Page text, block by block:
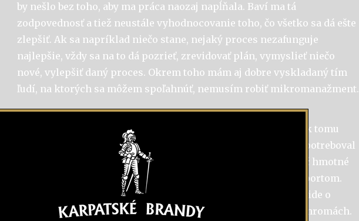
by nešlo bez toho, aby ma práca naozaj napĺňala. Baví ma tá
zodpovednosť a tiež neustále vyhodnocovanie toho, čo všetko sa dá ešte
zlepšiť. Ak sa napríklad niečo stane, nejaký proces nezafunguje
najlepšie, vždy sa na to dá pozrieť, zrevidovať plán, vymyslieť niečo
nové, vylepšiť daný proces. Okrem toho mám aj dobre vyskladaný tím
ľudí, na ktorých sa môžem spoľahnúť, nemusím robiť mikromanažment.
Už asi 6 rokov pôsobím ako dobrovoľný hasič. Dostal som sa k tomu
náhodne, možno to bol nesplnený sen z detstva, možno som potreboval
nejaký protipól k tomu virtuálnemu svetu IT, kde po práci nič hmotné
neostáva. Zároveň som vždy inklinoval k adrenalínovejším športom.
Som rád, že mi táto činnosť umožňuje byť nápomocným, či už ide o
pílenie popadaných stromov alebo o pomoc pri živelných pohromách.